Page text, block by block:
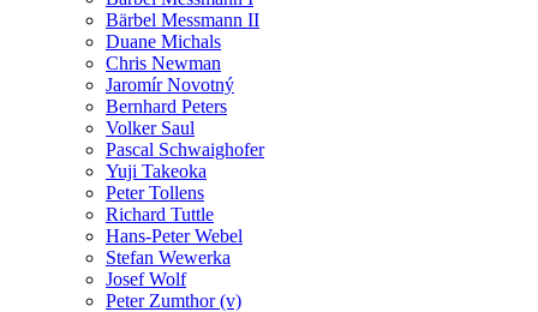
Bärbel Messmann II
Duane Michals
Chris Newman
Jaromír Novotný
Bernhard Peters
Volker Saul
Pascal Schwaighofer
Yuji Takeoka
Peter Tollens
Richard Tuttle
Hans-Peter Webel
Stefan Wewerka
Josef Wolf
Peter Zumthor (v)